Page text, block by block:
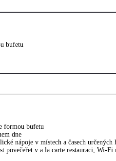
bufetu
formou bufetu
dne
nápoje v místech a časech určených
povečeřet v a la carte restauraci, Wi-